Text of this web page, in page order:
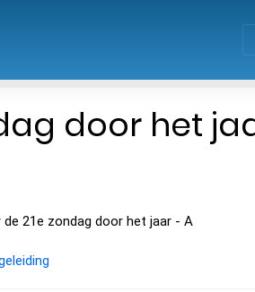
door het
21e zondag door het jaar - A